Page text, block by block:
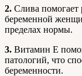
2. Слива помогает
беременной
пределах нормы.
3. Витамин Е
патологий, что
беременности.